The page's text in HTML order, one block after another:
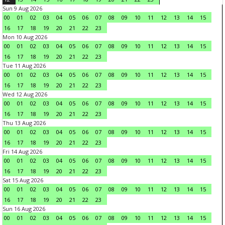
Sun 9 Aug 2026
00
01 02 03 04 05 06 07 08 09 10 11 12 13 14
15
16
17 18 19 20 21 22
23
Mon 10 Aug 2026
00
01 02 03 04 05 06 07 08 09 10 11 12 13 14
15
16
17 18 19 20 21 22
23
Tue 11 Aug 2026
00
01 02 03 04 05 06 07 08 09 10 11 12 13 14
15
16
17 18 19 20 21 22
23
Wed 12 Aug 2026
00
01 02 03 04 05 06 07 08 09 10 11 12 13 14
15
16
17 18 19 20 21 22
23
Thu 13 Aug 2026
00
01 02 03 04 05 06 07 08 09 10 11 12 13 14
15
16
17 18 19 20 21 22
23
Fri 14 Aug 2026
00
01 02 03 04 05 06 07 08 09 10 11 12 13 14
15
16
17 18 19 20 21 22
23
Sat 15 Aug 2026
00
01 02 03 04 05 06 07 08 09 10 11 12 13 14
15
16
17 18 19 20 21 22
23
Sun 16 Aug 2026
00
01 02 03 04 05 06 07 08 09 10 11 12 13 14
15